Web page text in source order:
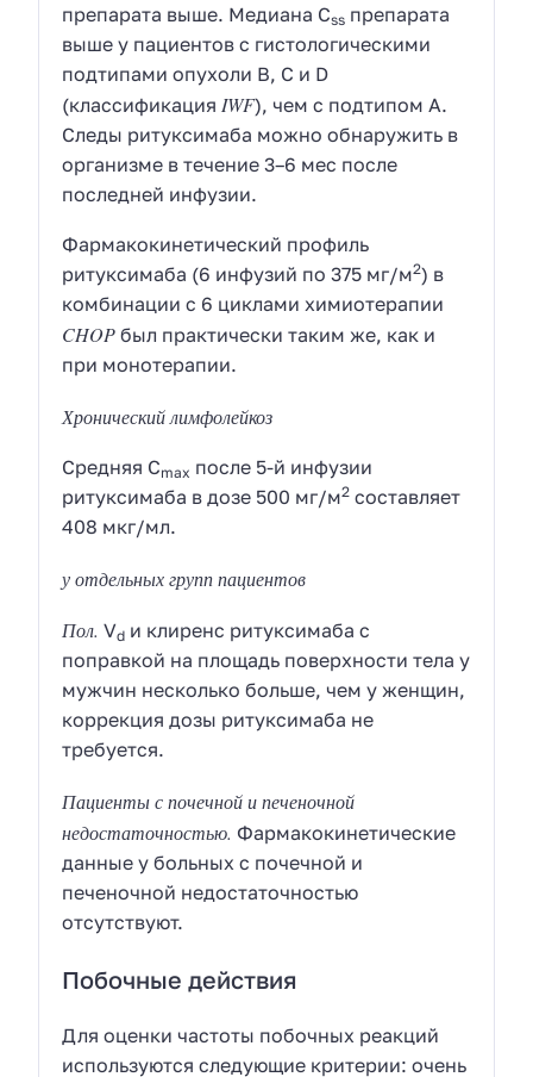
препарата выше. Медиана Css препарата
выше у пациентов с гистологическими
подтипами опухоли В, С и D
(классификация IWF), чем с подтипом А.
Следы ритуксимаба можно обнаружить в
организме в течение 3–6 мес после
последней инфузии.
Фармакокинетический профиль
ритуксимаба (6 инфузий по 375 мг/м2) в
комбинации с 6 циклами химиотерапии
CHOP был практически таким же, как и
при монотерапии.
Хронический лимфолейкоз
Средняя Cmax после 5-й инфузии
ритуксимаба в дозе 500 мг/м2 составляет
408 мкг/мл.
у отдельных групп пациентов
Пол. Vd и клиренс ритуксимаба с
поправкой на площадь поверхности тела у
мужчин несколько больше, чем у женщин,
коррекция дозы ритуксимаба не
требуется.
Пациенты с почечной и печеночной
недостаточностью. Фармакокинетические
данные у больных с почечной и
печеночной недостаточностью
отсутствуют.
Побочные действия
Для оценки частоты побочных реакций
используются следующие критерии: очень